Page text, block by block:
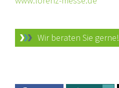
Wir beraten Sie gerne!